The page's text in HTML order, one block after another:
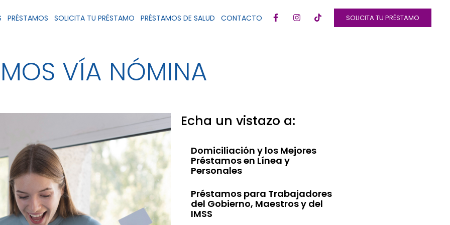
PRÉSTAMOS SOLICITA TU PRÉSTAMO PRÉSTAMOS DE SALUD CONTACTO
F
a
I
n
T
i
SOLICITA TU PRÉSTAMO
VÍA NÓMINA
Echa un vistazo a:
Domiciliación y los Mejores
Préstamos en Línea y
Personales
Préstamos para Trabajadores
del Gobierno, Maestros y del
IMSS